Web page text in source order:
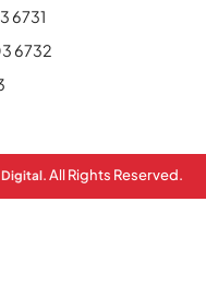
6731
6732
Digital. All Rights Reserved.